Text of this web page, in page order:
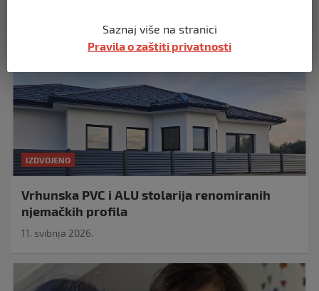
IZDVOJENO
Vrhunska PVC i ALU stolarija renomiranih
njemačkih profila
11. svibnja 2026.
Saznaj više na stranici
Pravila o zaštiti privatnosti